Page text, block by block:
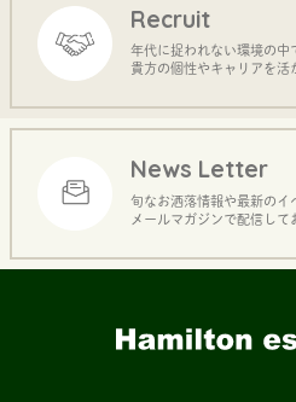
Recruit
年代に捉われない環境の中
貴方の個性やキャリアを活
News Letter
旬なお洒落情報や最新のイ
メールマガジンで配信して